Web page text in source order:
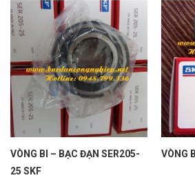
VÒNG BI – BẠC ĐẠN SER205-
25 SKF
VÒNG